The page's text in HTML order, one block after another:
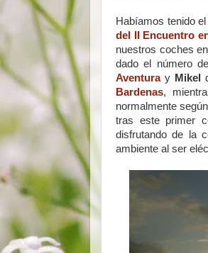
Habíamos tenido
del II Encuentro
nuestros coches
dado el número
Aventuray Mikel
Bardenas,
normalmente
tras este primer
disfrutando de la
ambiente al ser